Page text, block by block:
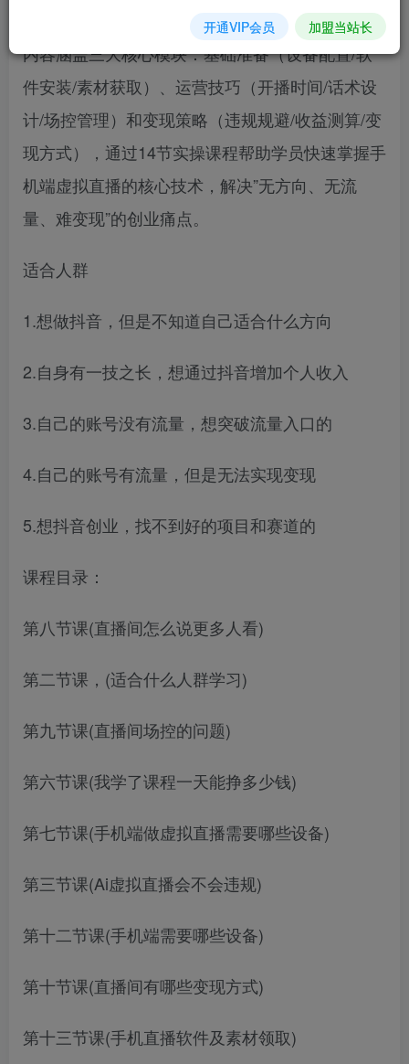
一新兴赛道，系统讲解从零起步到变现的全流程。
内容涵盖三大核心模块：基础准备（设备配置/软
件安装/素材获取）、运营技巧（开播时间/话术设
计/场控管理）和变现策略（违规规避/收益测算/变
现方式），通过14节实操课程帮助学员快速掌握手
机端虚拟直播的核心技术，解决”无方向、无流
量、难变现”的创业痛点。
适合人群
1.想做抖音，但是不知道自己适合什么方向
2.自身有一技之长，想通过抖音增加个人收入
3.自己的账号没有流量，想突破流量入口的
4.自己的账号有流量，但是无法实现变现
5.想抖音创业，找不到好的项目和赛道的
课程目录：
第八节课(直播间怎么说更多人看)
第二节课，(适合什么人群学习)
第九节课(直播间场控的问题)
第六节课(我学了课程一天能挣多少钱)
第七节课(手机端做虚拟直播需要哪些设备)
第三节课(Ai虚拟直播会不会违规)
第十二节课(手机端需要哪些设备)
第十节课(直播间有哪些变现方式)
第十三节课(手机直播软件及素材领取)
开通VIP会员 加盟当站长